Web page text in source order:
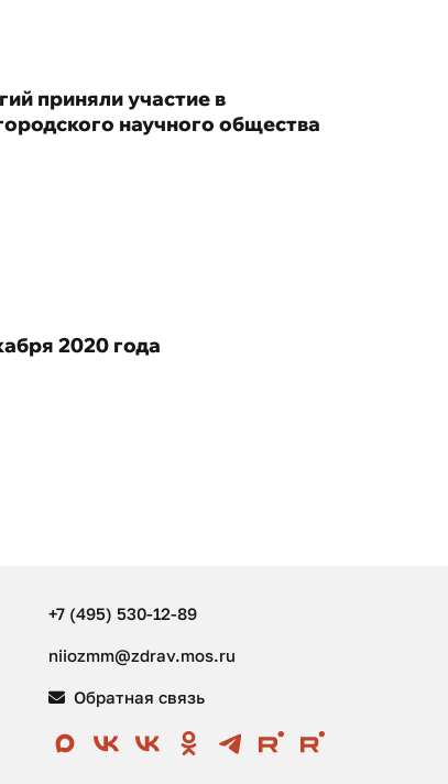
приняли участие в
научного общества
2020 года
+7 (495) 530-12-89
niiozmm@zdrav.mos.ru
Обратная связь